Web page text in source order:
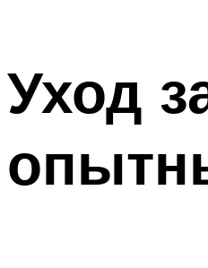
Уход